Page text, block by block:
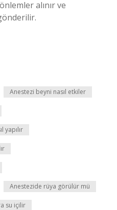
alınır ve
Anestezi beyni nasıl etkiler
yapılır
Anestezide rüya görülür mü
su içilir